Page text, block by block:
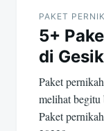
PAKET
5+
di
Paket
melihat
Paket